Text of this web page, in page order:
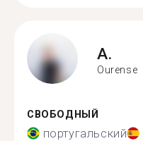
A.
Ourense
СВОБОДНЫЙ
португальский